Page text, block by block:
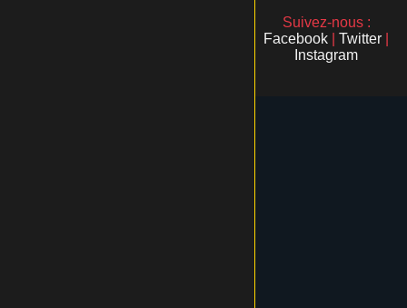
Suivez-nous :
Facebook
Twitter
Instagram